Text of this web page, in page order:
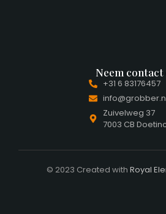
Neem contact
+31 6 83176457
Zuivelweg 37
7003 CB
© 2023 Created with Royal